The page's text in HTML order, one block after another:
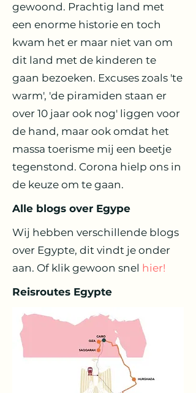
gewoond. Prachtig land met
een enorme historie en toch
kwam het er maar niet van om
dit land met de kinderen te
gaan bezoeken. Excuses zoals 'te
warm', 'de piramiden staan er
over 10 jaar ook nog' liggen voor
de hand, maar ook omdat het
massa toerisme mij een beetje
tegenstond. Corona hielp ons in
de keuze om te gaan.
Alle blogs over Egype
Wij hebben verschillende blogs
over Egypte, dit vindt je onder
aan. Of klik gewoon snel hier!
Reisroutes Egypte